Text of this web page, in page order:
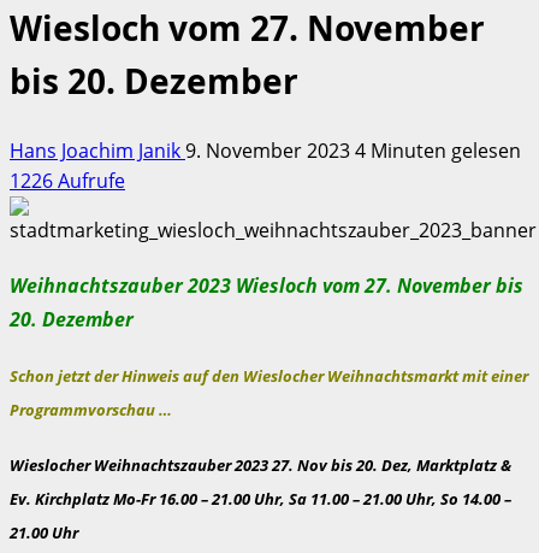
Wiesloch vom 27. November
bis 20. Dezember
Hans Joachim Janik9. November 20234 Minuten gelesen
1226 Aufrufe
Weihnachtszauber 2023 Wiesloch vom 27. November bis
20. Dezember
Schon jetzt der Hinweis auf den Wieslocher Weihnachtsmarkt mit einer
Programmvorschau …
Wieslocher Weihnachtszauber 2023 27. Nov bis 20. Dez, Marktplatz &
Ev. Kirchplatz Mo-Fr 16.00 – 21.00 Uhr, Sa 11.00 – 21.00 Uhr, So 14.00 –
21.00 Uhr